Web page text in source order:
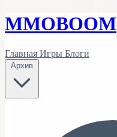
MMOBOOM
Главная Игры Блоги
Архив